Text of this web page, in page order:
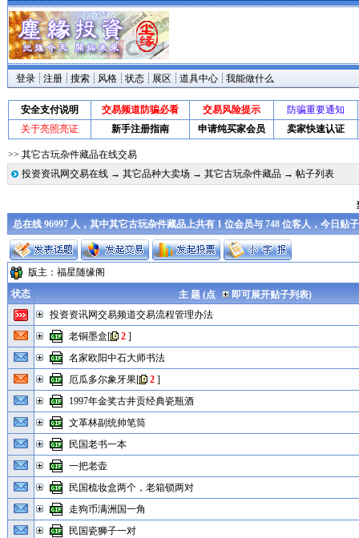
登录 注册 搜索 风格 状态 展区 道具中心 我能做什么
安全支付说明 交易频道防骗必看 交易风险提示
防骗重要通知
关于亮照亮证
新手注册指南 申请纯买家会员 卖家快速认证
>> 其它古玩杂件藏品在线交易
投资资讯网交易在线→ 其它品种大卖场→ 其它古玩杂件藏品→ 帖子列表
总在线 96997 人，其中其它古玩杂件藏品上共有 1 位会员与 748 位客人，今日贴
版主： 福星随缘阁
状态
主 题 (点
即可展开贴子列表)
投资资讯网交易频道交易流程管理办法
老铜墨盒[ 2]
名家欧阳中石大师书法
厄瓜多尔象牙果[ 2]
1997年金奖古井贡经典瓷瓶酒
文革林副统帅笔筒
民国老书一本
一把老壶
民国梳妆盒两个，老箱锁两对
走狗币满洲国一角
民国瓷狮子一对